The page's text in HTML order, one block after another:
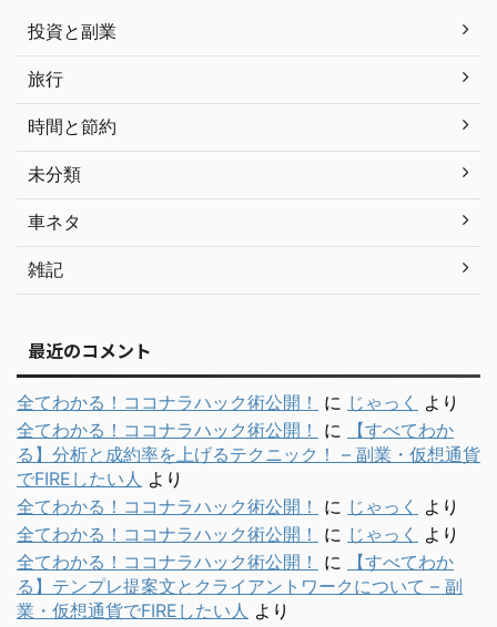
投資と副業
旅行
時間と節約
未分類
車ネタ
雑記
最近のコメント
全てわかる！ココナラハック術公開！ に じゃっく
より
全てわかる！ココナラハック術公開！
に
【すべてわか
る】分析と成約率を上げるテクニック！ – 副業・仮想通貨
でFIREしたい人 より
全てわかる！ココナラハック術公開！
に じゃっく
より
全てわかる！ココナラハック術公開！
に じゃっく
より
全てわかる！ココナラハック術公開！
に
【すべてわか
る】テンプレ提案文とクライアントワークについて – 副
業・仮想通貨でFIREしたい人 より